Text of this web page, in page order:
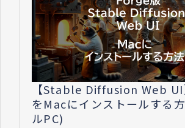
【Stable Diffusion Web
をMacにインストールする
ルPC)